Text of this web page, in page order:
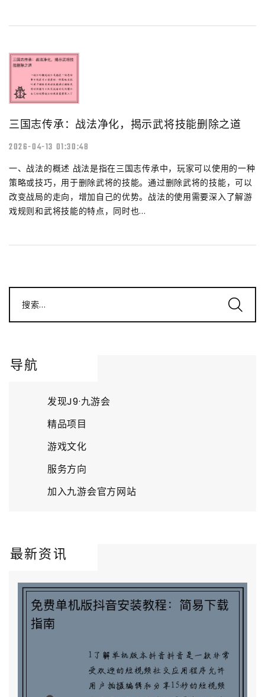
三国志传承：战法净化，揭示武将技能删除之道
2026-04-13 01:30:48
一、战法的概述 战法是指在三国志传承中，玩家可以使用的一种
策略或技巧，用于删除武将的技能。通过删除武将的技能，可以
改变战局的走向，增加自己的优势。战法的使用需要深入了解游
戏规则和武将技能的特点，同时也...
搜索...
导航
发现J9·九游会
精品项目
游戏文化
服务方向
加入九游会官方网站
最新资讯